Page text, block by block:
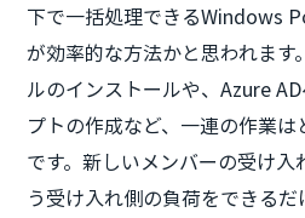
下で一括処理できるWindows
が効率的な方法かと思われます
ルのインストールや、Azure
プトの作成など、一連の作業
です。新しいメンバーの受け入
う受け入れ側の負荷をできる